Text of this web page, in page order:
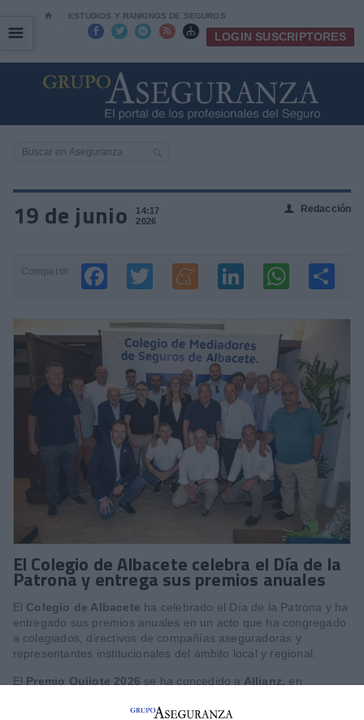
⌂ ESTUDIOS Y RANKINGS DE SEGUROS
     LOGIN SUSCRIPTORES
☰
☰
19 de junio
14:17
2026
👤 Redacción
El Colegio de Albacete celebra el Día de la
Patrona y entrega sus premios anuales
El Colegio de Albacete ha celebrado el Día de la Patrona y ha
entregado sus premios anuales en un acto que ha congregado
a colegiados, directivos de compañías aseguradoras y
representantes institucionales del ámbito local y regional.
El Premio Quijote 2026 se ha concedido a Allianz, en
apuesta incondicional por la mediación profesional y su